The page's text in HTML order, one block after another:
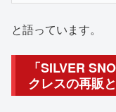
と語っています。
「SILVER
クレスの再販